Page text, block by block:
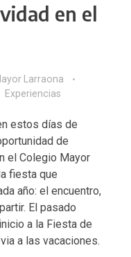
en el
Larraona
Experiencias
estos días de
de
el Colegio Mayor
fiesta que
año: el encuentro,
El pasado
a la Fiesta de
a las vacaciones.